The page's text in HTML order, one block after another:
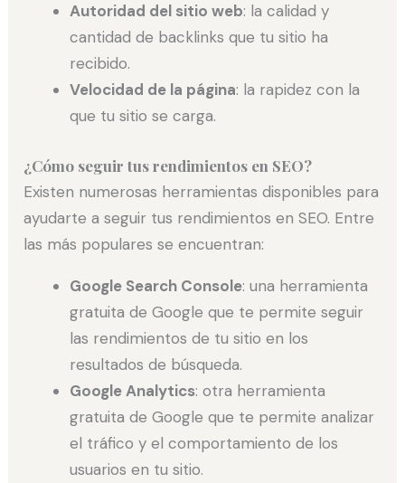
Autoridad del sitio web: la calidad y
cantidad de backlinks que tu sitio ha
recibido.
Velocidad de la página: la rapidez con la
que tu sitio se carga.
¿Cómo seguir tus rendimientos en SEO?
Existen numerosas herramientas disponibles para
ayudarte a seguir tus rendimientos en SEO. Entre
las más populares se encuentran:
Google Search Console: una herramienta
gratuita de Google que te permite seguir
las rendimientos de tu sitio en los
resultados de búsqueda.
Google Analytics: otra herramienta
gratuita de Google que te permite analizar
el tráfico y el comportamiento de los
usuarios en tu sitio.